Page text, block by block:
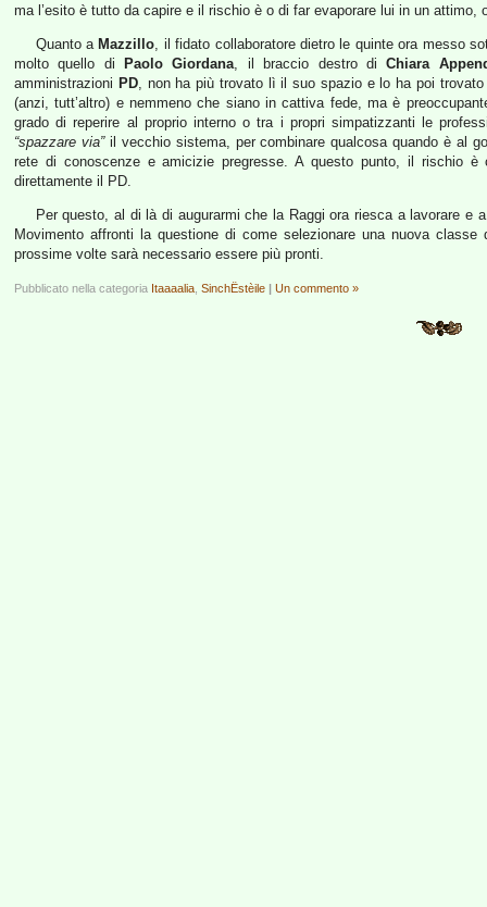
ma l’esito è tutto da capire e il rischio è o di far evaporare lui in un attimo,
Quanto a Mazzillo, il fidato collaboratore dietro le quinte ora messo
molto quello di
Paolo Giordana, il braccio destro diChiara
amministrazioni PD, non ha più trovato lì il suo spazio e lo ha poi
(anzi, tutt’altro) e nemmeno che siano in cattiva fede, ma è
grado di reperire al proprio interno o tra i propri simpatizzanti le
“spazzare via”il vecchio sistema, per combinare qualcosa quando è al
rete di conoscenze e amicizie pregresse. A questo punto, il rischio
direttamente il PD.
Per questo, al di là di augurarmi che la Raggi ora riesca a lavorare
Movimento affronti la questione di come selezionare una nuova classe
prossime volte sarà necessario essere più pronti.
Pubblicato nella categoria Itaaaalia SinchËstèile | Un commento »